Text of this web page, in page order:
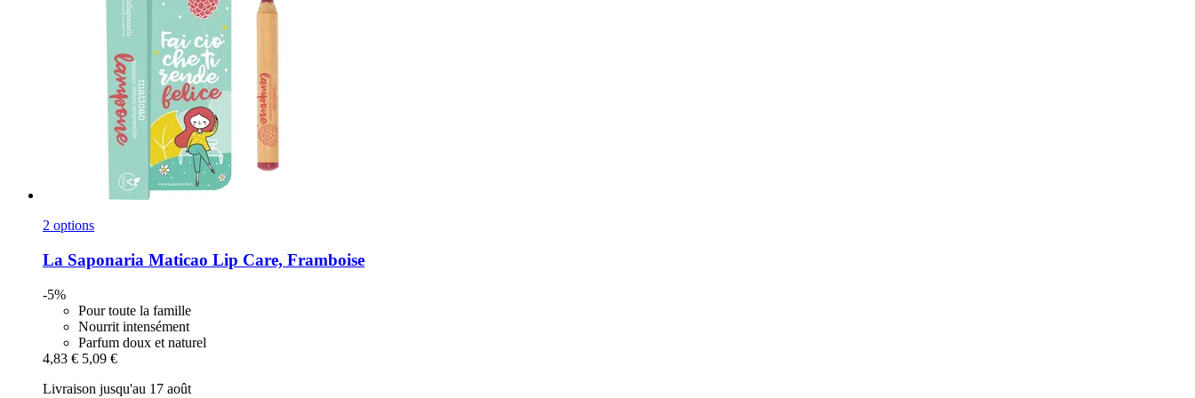
2 options
La Saponaria Maticao Lip Care, Framboise
-5%
Pour toute la famille
Nourrit intensément
Parfum doux et naturel
4,83 € 5,09 €
Livraison jusqu'au 17 août